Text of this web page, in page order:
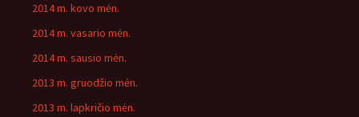
2014 m. kovo mėn.
2014 m. vasario mėn.
2014 m. sausio mėn.
2013 m. gruodžio mėn.
2013 m. lapkričio mėn.